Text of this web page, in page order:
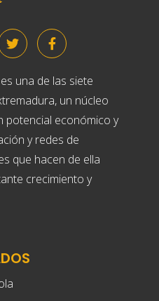
una de las siete
un núcleo
potencial económico y
y redes de
que hacen de ella
crecimiento y